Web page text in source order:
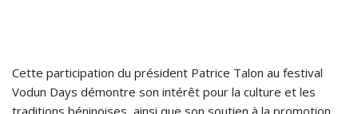
Cette participation du président Patrice Talon au festival
Vodun Days démontre son intérêt pour la culture et les